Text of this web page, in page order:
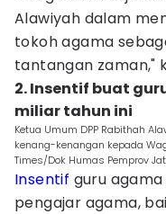
Alawiyah dalam
tokoh agama
tantangan zaman,"
2. Insentif buat
miliar tahun ini
Ketua Umum DPP Rabithah
kenang-kenangan kepada
Times/Dok Humas Pemprov
Insentif guru
pengajar agama,